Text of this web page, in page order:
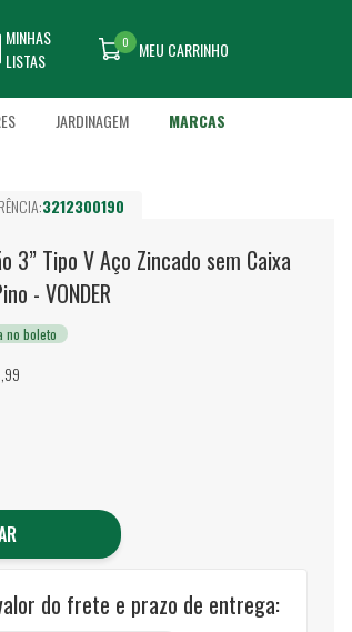
MINHAS
LISTAS
MEU CARRINHO
0
JARDINAGEM MARCAS
3212300190
3” Tipo V Aço Zincado sem Caixa
- VONDER
no boleto
do frete e prazo de entrega: